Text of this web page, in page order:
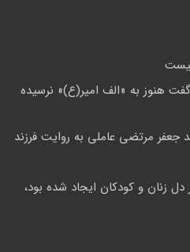
اما گفت هنوز به «الف امیر(ع)» نرسیده
جعفر مرتضی عاملی به روایت فرزند
زنان و کودکان ایجاد شده بود،